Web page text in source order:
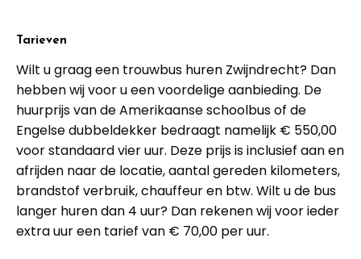
Tarieven
Wilt u graag een trouwbus huren Zwijndrecht? Dan
hebben wij voor u een voordelige aanbieding. De
huurprijs van de Amerikaanse schoolbus of de
Engelse dubbeldekker bedraagt namelijk € 550,00
voor standaard vier uur. Deze prijs is inclusief aan en
afrijden naar de locatie, aantal gereden kilometers,
brandstof verbruik, chauffeur en btw. Wilt u de bus
langer huren dan 4 uur? Dan rekenen wij voor ieder
extra uur een tarief van € 70,00 per uur.